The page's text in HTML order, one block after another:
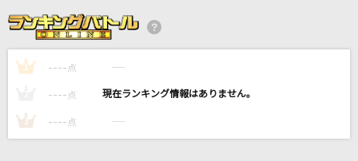
夜の踊り子
サカナクション
スピッツ
1 ---- 点 ----
---- 点 ----
3 ---- 点 ----